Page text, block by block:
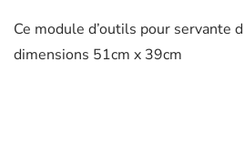
Ce module d’outils pour servante
dimensions 51cm x 39cm